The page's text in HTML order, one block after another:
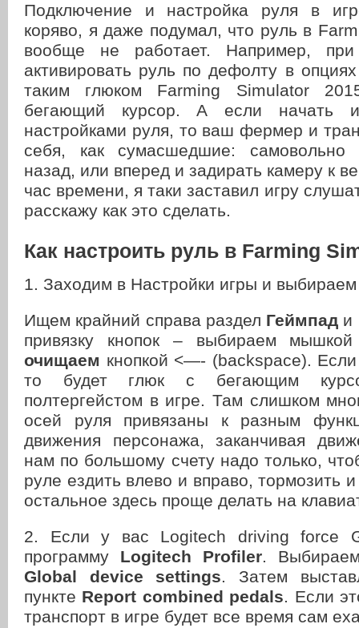
Подключение и настройка руля в
коряво, я даже подумал, что руль в
вообще не работает. Например, при
активировать руль по дефолту в
таким глюком Farming Simulator
бегающий курсор. А если начать
настройками руля, то ваш фермер и
себя, как сумасшедшие: самовольно
назад, или вперед и задирать камеру к
час времени, я таки заставил игру
расскажу как это сделать.
Как настроить руль в Farming
1. Заходим в Настройки игры и выбираем
Ищем крайний справа раздел Геймпад и
привязку кнопок – выбираем
очищаем кнопкой <—- (backspace). Если
то будет глюк с бегающим
полтергейстом в игре. Там слишком
осей руля привязаны к разным
движения персонажа, заканчивая
нам по большому счету надо только,
руле ездить влево и вправо, тормозить
остальное здесь проще делать на
2. Если у вас Logitech driving force
программу Logitech Profiler.
Global device settings. Затем
пункте Report combined pedals. Если
транспорт в игре будет все время сам